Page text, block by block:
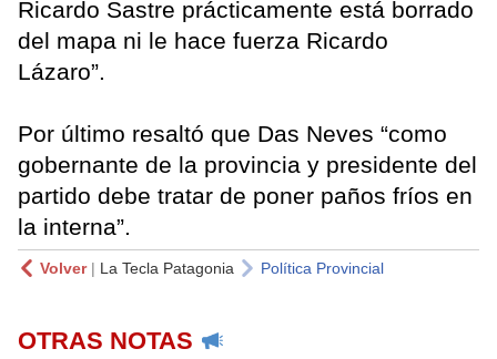
Ricardo Sastre prácticamente está borrado
del mapa ni le hace fuerza Ricardo
Lázaro”.
Por último resaltó que Das Neves “como
gobernante de la provincia y presidente del
partido debe tratar de poner paños fríos en
la interna”.
Volver| La Tecla Patagonia Política Provincial
OTRAS NOTAS